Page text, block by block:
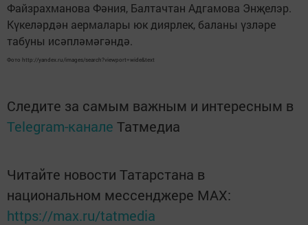
Файзрахманова Фәния, Балтачтан Адгамова Энҗелэр.
Күкеләрдән аермалары юк диярлек, баланы үзләре
табуны исәпләмәгәндә.
Фото http://yandex.ru/images/search?viewport=wide&text
Следите за самым важным и интересным в
Telegram-канале Татмедиа
Читайте новости Татарстана в
национальном мессенджере MАХ:
https://max.ru/tatmedia